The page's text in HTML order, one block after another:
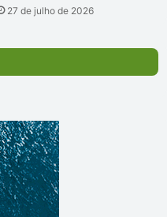
27 de julho de 2026